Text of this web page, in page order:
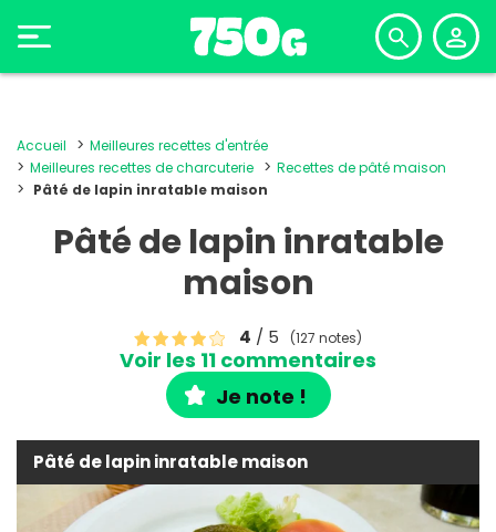
Accueil
Meilleures recettes d'entrée
Meilleures recettes de charcuterie
Recettes de pâté maison
Pâté de lapin inratable maison
Pâté de lapin inratable
maison
4 / 5 (127 notes)
Voir les 11 commentaires
Je note !
Pâté de lapin inratable maison